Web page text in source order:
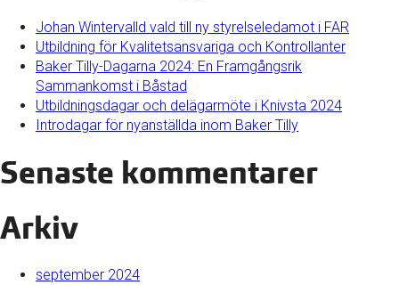
Johan Wintervalld vald till ny styrelseledamot i FAR
Utbildning för Kvalitetsansvariga och Kontrollanter
Baker Tilly-Dagarna 2024: En Framgångsrik
Sammankomst i Båstad
Utbildningsdagar och delägarmöte i Knivsta 2024
Introdagar för nyanställda inom Baker Tilly
Senaste kommentarer
Arkiv
september 2024